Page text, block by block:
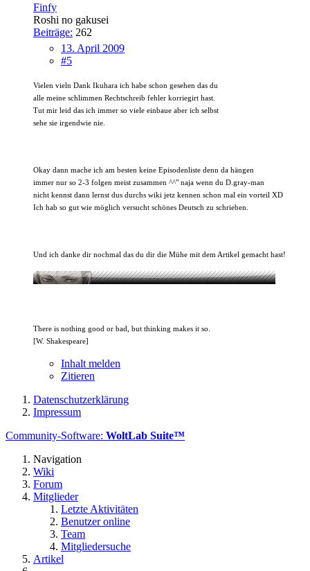
Finfy
Roshi no gakusei
Beiträge: 262
13. April 2009
#5
Vielen vieln Dank Ikuhara ich habe schon gesehen das du
alle meine schlimmen Rechtschreib fehler korriegirt hast.
Tut mir leid das ich immer so viele einbaue aber ich selbst
sehe sie irgendwie nie.
Okay dann mache ich am besten keine Episodenliste denn da hängen
immer nur so 2-3 folgen meist zusammen ^^" naja wenn du D.gray-man
nicht kennst dann lernst dus durchs wiki jetz kennen schon mal ein vorteil XD
Ich hab so gut wie möglich versucht schönes Deutsch zu schrieben.
Und ich danke dir nochmal das du dir die Mühe mit dem Artikel gemacht hast!
There is nothing good or bad, but thinking makes it so.
[W. Shakespeare]
Inhalt melden
Zitieren
Datenschutzerklärung
Impressum
Community-Software: WoltLab Suite™
Navigation
Wiki
Forum
Mitglieder
Letzte Aktivitäten
Benutzer online
Team
Mitgliedersuche
Artikel